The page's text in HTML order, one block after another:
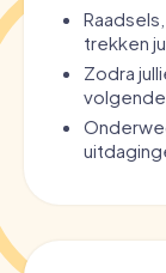
trekken
Zodra